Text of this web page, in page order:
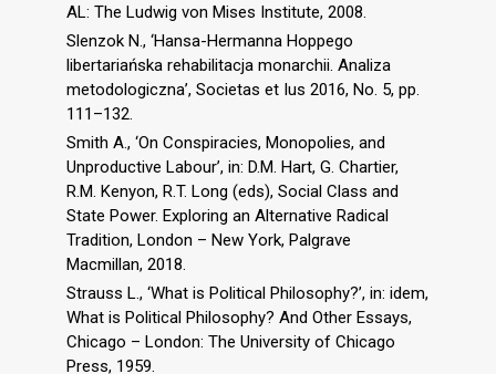
AL: The Ludwig von Mises Institute, 2008.
Slenzok N., ‘Hansa-Hermanna Hoppego
libertariańska rehabilitacja monarchii. Analiza
metodologiczna’, Societas et Ius 2016, No. 5, pp.
111–132.
Smith A., ‘On Conspiracies, Monopolies, and
Unproductive Labour’, in: D.M. Hart, G. Chartier,
R.M. Kenyon, R.T. Long (eds), Social Class and
State Power. Exploring an Alternative Radical
Tradition, London – New York, Palgrave
Macmillan, 2018.
Strauss L., ‘What is Political Philosophy?’, in: idem,
What is Political Philosophy? And Other Essays,
Chicago – London: The University of Chicago
Press, 1959.